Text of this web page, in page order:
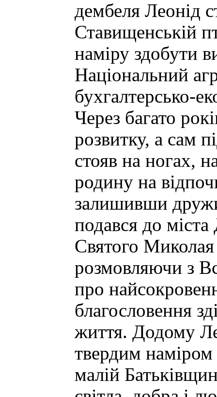
дембеля Леонід
Ставищенській
наміру здобути
Національний
бухгалтерсько-
Через багато
розвитку, а сам
стояв на ногах,
родину на
залишивши
подався до
Святого
розмовляючи з
про
благословення
життя. Додому
твердим наміром
малій